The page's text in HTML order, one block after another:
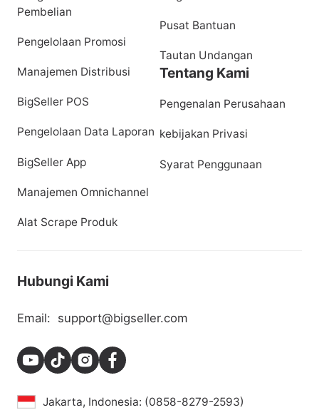
Pembelian
Pengelolaan Promosi
Manajemen Distribusi
BigSeller POS
Pengelolaan Data Laporan
BigSeller App
Manajemen Omnichannel
Alat Scrape Produk
Pusat Bantuan
Tautan Undangan
Tentang Kami
Pengenalan Perusahaan
kebijakan Privasi
Syarat Penggunaan
Hubungi Kami
Email: support@bigseller.com
Jakarta, Indonesia: (0858-8279-2593)